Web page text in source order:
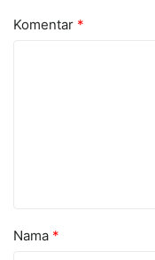
Komentar *
Nama *